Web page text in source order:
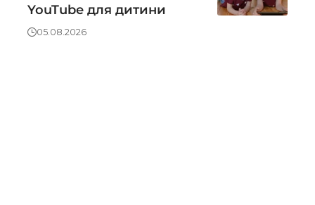
YouTube для дитини
05.08.2026